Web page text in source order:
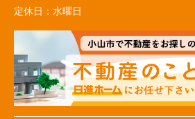
定休日： 水曜日